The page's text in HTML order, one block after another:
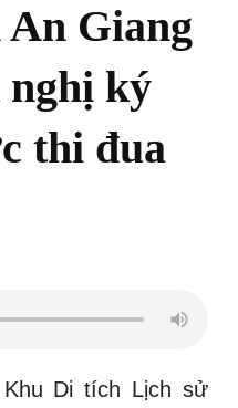
Giang
nghị ký
thi đua
Di tích Lịch sử